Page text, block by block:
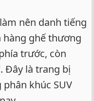
nên danh tiếng
hàng ghế thương
trước, còn
Đây là trang bị
khúc SUV